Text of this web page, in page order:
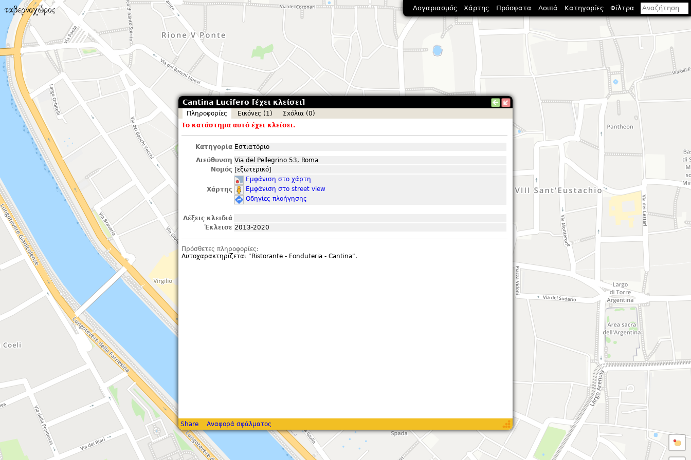
Cantina Lucifero [έχει κλείσει]
Πληροφορίες Εικόνες (1)
Σxόλια (0)
Το κατάστημα αυτό έχει κλείσει.
Κατηγορία Εστιατόριο
Διεύθυνση Via del Pellegrino 53, Roma
Νομός [εξωτερικό]
Χάρτης
Εμφάνιση στο χάρτη
Εμφάνιση στο street view
Οδηγίες πλοήγησης
Λέξεις κλειδιά
Έκλεισε 2013-2020
Πρόσθετες πληροφορίες:
Αυτοχαρακτηρίζεται " Ristorante - Fonduteria - Cantina".
Share Αναφορά σφάλματος
Λογαριασμός Χάρτης Πρόσφατα Λοιπά Κατηγορίες Φίλτρα